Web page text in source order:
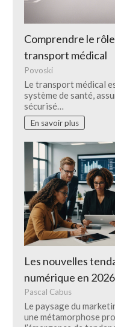
Comprendre le
transport médical
Povoski
Le transport médical
système de santé,
sécurisé…
En savoir plus
Les nouvelles
numérique en 2026
Pascal Cabus
Le paysage du
une métamorphose